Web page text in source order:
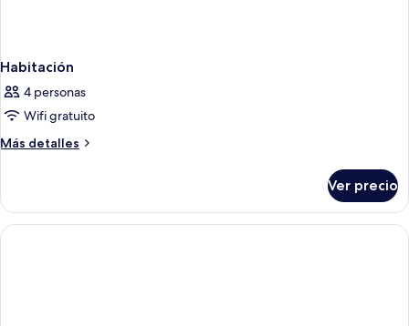
Habitación
4 personas
Wifi gratuito
Más detalles
Más
Ver precio